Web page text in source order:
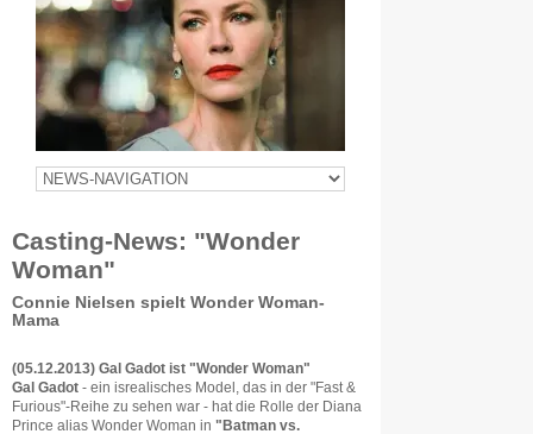
Casting-News: "Wonder
Woman"
Connie Nielsen spielt Wonder Woman-
Mama
(05.12.2013) Gal Gadot ist "Wonder Woman"
Gal Gadot - ein isrealisches Model, das in der "Fast &
Furious"-Reihe zu sehen war - hat die Rolle der Diana
Prince alias Wonder Woman in "Batman vs.